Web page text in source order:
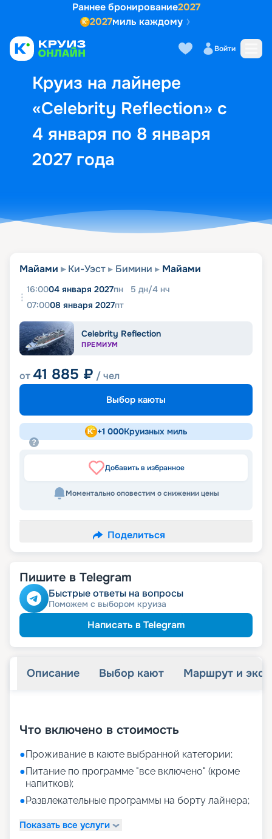
Раннее бронирование2027
2027миль каждому
Войти
Круиз на лайнере
«Celebrity Reflection» с
4 января по 8 января
2027 года
Выбор кают Маршрут и
Майами Ки-Уэст Бимини Майами
16:0004 января 2027пн 5 дн/4 нч
07:0008 января 2027пт
Celebrity Reflection
ПРЕМИУМ
от41 885 ₽ / чел
Выбор каюты
+1 000Круизных миль
Добавить в избранное
Моментально оповестим о снижении цены
Поделиться
Пишите в Telegram
Быстрые ответы на вопросы
Поможем с выбором круиза
Написать в Telegram
Описание Выбор кают Маршрут и
Что включено в стоимость
●Проживание в каюте выбранной категории;
●Питание по программе "все включено" (кроме
напитков);
●Развлекательные программы на борту лайнера;
Показать все услуги